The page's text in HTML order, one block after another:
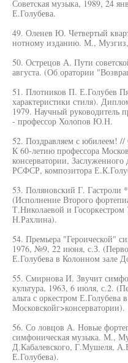
Советская музыка, 1989, 24
Е.Голубева.
49. Оленев Ю. Четвертый
нотному изданию. М.,
50. Острецов А. Пути
августа. (Об оратории
51. Плотников П. Е.Голубев
характеристики стиля).
1979. Научный руководитель
- профессор Холопов Ю.Н.
52. Поздравляем с юбилеем!
К 60-летию профессора
консерватории, Заслуженного
РСФСР, композитора
53. Поляновский Г. Гастроли
(Исполнение Второго
Т.Николаевой и
Н.Рахлина).
54. Премьера "Героической"
1976, №9, 22 июня, с.З.
Е.Голубева в Колонном зале
55. Смирнова И. Звучит
культура, 1963, 6 июля, с.2.
альта с оркестром Е.Голубева
Московскойг>консерватории).
56. Со ловцов А. Новые
симфоническая музыка. М.,
Д.Кабалевского, Г.Мушеля,
Е.Голубева).